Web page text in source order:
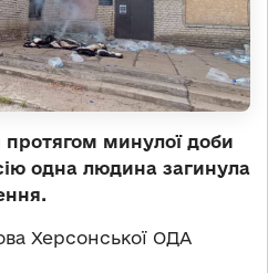
протягом минулої доби
одна людина загинула
Херсонської ОДА